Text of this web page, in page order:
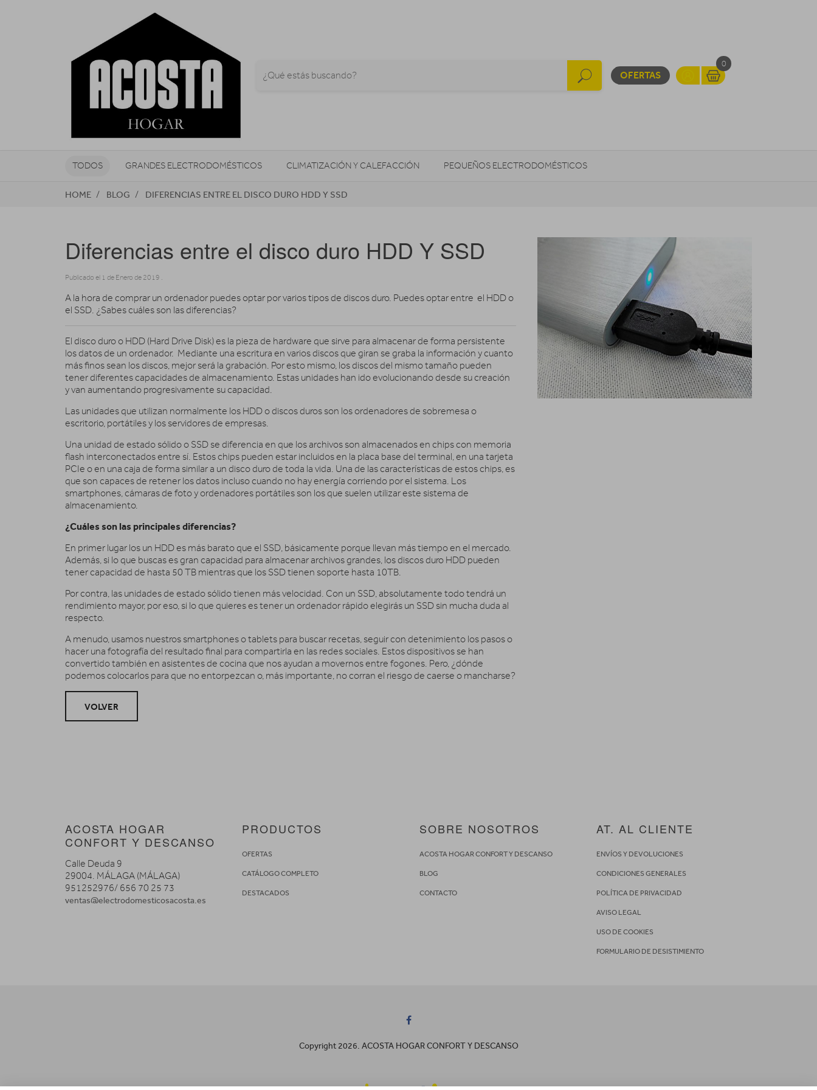
OFERTAS
0
TODOS GRANDES ELECTRODOMÉSTICOS CLIMATIZACIÓN Y CALEFACCIÓN PEQUEÑOS ELECTRODOMÉSTICOS
TELEVISORES Y REPRODUCTORES SONIDO / AUDIO
HOME BLOG DIFERENCIAS ENTRE EL DISCO DURO HDD Y SSD
Diferencias entre el disco duro HDD Y SSD
Publicado el 1 de Enero de 2019 .
A la hora de comprar un ordenador puedes optar por varios tipos de discos duro. Puedes optar entre el HDD o
el SSD. ¿Sabes cuáles son las diferencias?
El disco duro o HDD (Hard Drive Disk) es la pieza de hardware que sirve para almacenar de forma persistente
los datos de un ordenador. Mediante una escritura en varios discos que giran se graba la información y cuanto
más finos sean los discos, mejor será la grabación. Por esto mismo, los discos del mismo tamaño pueden
tener diferentes capacidades de almacenamiento. Estas unidades han ido evolucionando desde su creación
y van aumentando progresivamente su capacidad.
Las unidades que utilizan normalmente los HDD o discos duros son los ordenadores de sobremesa o
escritorio, portátiles y los servidores de empresas.
Una unidad de estado sólido o SSD se diferencia en que los archivos son almacenados en chips con memoria
flash interconectados entre sí. Estos chips pueden estar incluidos en la placa base del terminal, en una tarjeta
PCIe o en una caja de forma similar a un disco duro de toda la vida. Una de las características de estos chips, es
que son capaces de retener los datos incluso cuando no hay energía corriendo por el sistema. Los
smartphones, cámaras de foto y ordenadores portátiles son los que suelen utilizar este sistema de
almacenamiento.
¿Cuáles son las principales diferencias?
En primer lugar los un HDD es más barato que el SSD, básicamente porque llevan más tiempo en el mercado.
Además, si lo que buscas es gran capacidad para almacenar archivos grandes, los discos duro HDD pueden
tener capacidad de hasta 50 TB mientras que los SSD tienen soporte hasta 10TB.
Por contra, las unidades de estado sólido tienen más velocidad. Con un SSD, absolutamente todo tendrá un
rendimiento mayor, por eso, si lo que quieres es tener un ordenador rápido elegirás un SSD sin mucha duda al
respecto.
A menudo, usamos nuestros smartphones o tablets para buscar recetas, seguir con detenimiento los pasos o
hacer una fotografía del resultado final para compartirla en las redes sociales. Estos dispositivos se han
convertido también en asistentes de cocina que nos ayudan a movernos entre fogones. Pero, ¿dónde
podemos colocarlos para que no entorpezcan o, más importante, no corran el riesgo de caerse o mancharse?
VOLVER
ACOSTA HOGAR
CONFORT Y DESCANSO
Calle Deuda 9
29004. MÁLAGA (MÁLAGA)
951252976/ 656 70 25 73
ventas@electrodomesticosacosta.es
PRODUCTOS
OFERTAS
CATÁLOGO COMPLETO
DESTACADOS
SOBRE NOSOTROS
ACOSTA HOGAR CONFORT Y DESCANSO
BLOG
CONTACTO
AT. AL CLIENTE
ENVÍOS Y DEVOLUCIONES
CONDICIONES GENERALES
POLÍTICA DE PRIVACIDAD
AVISO LEGAL
USO DE COOKIES
FORMULARIO DE DESISTIMIENTO
Copyright 2026. ACOSTA HOGAR CONFORT Y DESCANSO